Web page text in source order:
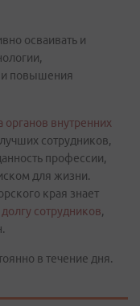
осваивать и
и повышения
органов внутренних
сотрудников,
профессии,
для жизни.
края знает
сотрудников,
в течение дня.